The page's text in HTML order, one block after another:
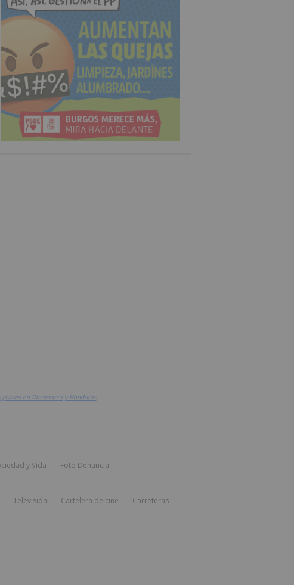
en Dinamarca y Honduras
y Vida Foto Denuncia
Televisión Cartelera de cine Carreteras